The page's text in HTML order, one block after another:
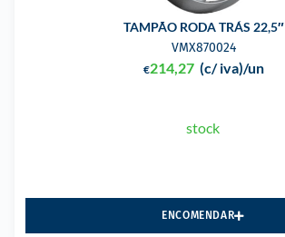
TAMPÃO RODA TRÁS 22,5″
VMX870024
€214,27 (c/ iva)/un
stock
ENCOMENDAR